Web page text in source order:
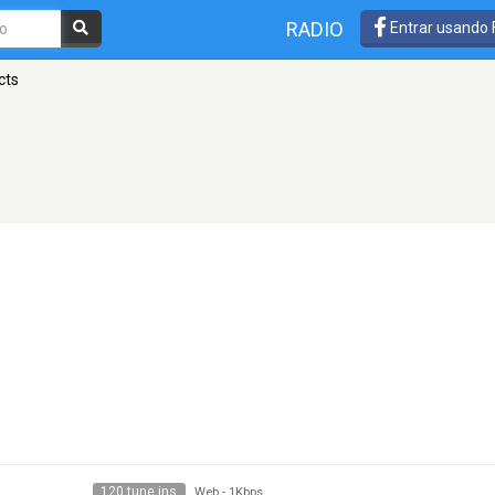
RADIO Entrar usando